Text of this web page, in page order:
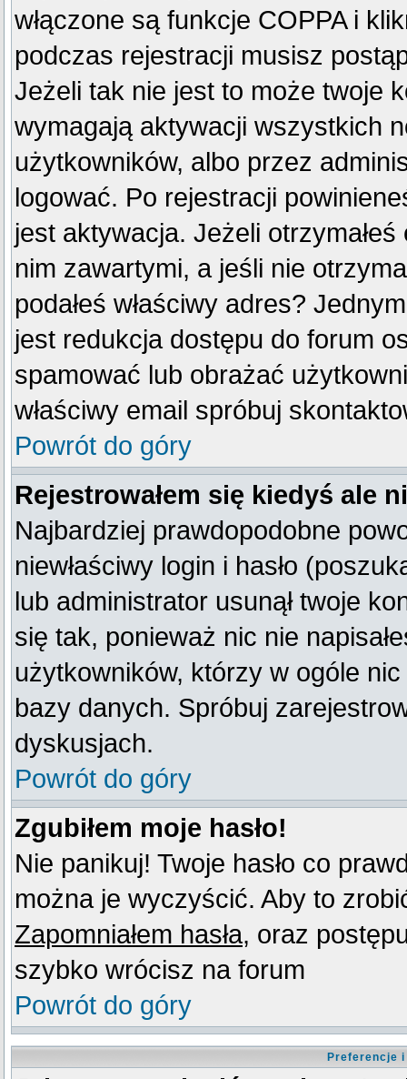
włączone są funkcje COPPA i
podczas rejestracji musisz
Jeżeli tak nie jest to może twoje
wymagają aktywacji wszystkich
użytkowników, albo przez
logować. Po rejestracji
jest aktywacja. Jeżeli
nim zawartymi, a jeśli nie
podałeś właściwy adres?
jest redukcja dostępu do forum
spamować lub obrażać
właściwy email spróbuj
Powrót do góry
Rejestrowałem się kiedyś ale
Najbardziej prawdopodobne
niewłaściwy login i hasło
lub administrator usunął twoje
się tak, ponieważ nic nie
użytkowników, którzy w ogóle
bazy danych. Spróbuj
dyskusjach.
Powrót do góry
Zgubiłem moje hasło!
Nie panikuj! Twoje hasło co
można je wyczyścić. Aby to
Zapomniałem hasła, oraz
szybko wrócisz na forum
Powrót do góry
Preferencje